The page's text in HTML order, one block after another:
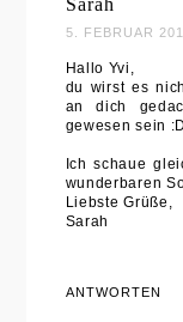
Sarah
5. FEBRUAR
Hallo Yvi,
du wirst es
an dich
gewesen sein :D
Ich schaue
wunderbaren
Liebste Grüße,
Sarah
ANTWORTEN